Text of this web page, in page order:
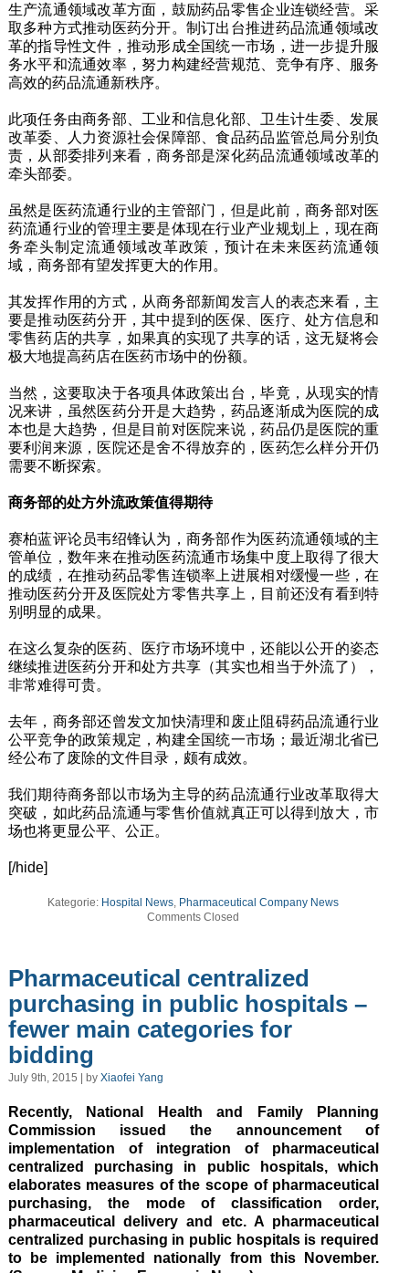
生产流通领域改革方面，鼓励药品零售企业连锁经营。采
取多种方式推动医药分开。制订出台推进药品流通领域改
革的指导性文件，推动形成全国统一市场，进一步提升服
务水平和流通效率，努力构建经营规范、竞争有序、服务
高效的药品流通新秩序。
此项任务由商务部、工业和信息化部、卫生计生委、发展
改革委、人力资源社会保障部、食品药品监管总局分别负
责，从部委排列来看，商务部是深化药品流通领域改革的
牵头部委。
虽然是医药流通行业的主管部门，但是此前，商务部对医
药流通行业的管理主要是体现在行业产业规划上，现在商
务牵头制定流通领域改革政策，预计在未来医药流通领
域，商务部有望发挥更大的作用。
其发挥作用的方式，从商务部新闻发言人的表态来看，主
要是推动医药分开，其中提到的医保、医疗、处方信息和
零售药店的共享，如果真的实现了共享的话，这无疑将会
极大地提高药店在医药市场中的份额。
当然，这要取决于各项具体政策出台，毕竟，从现实的情
况来讲，虽然医药分开是大趋势，药品逐渐成为医院的成
本也是大趋势，但是目前对医院来说，药品仍是医院的重
要利润来源，医院还是舍不得放弃的，医药怎么样分开仍
需要不断探索。
商务部的处方外流政策值得期待
赛柏蓝评论员韦绍锋认为，商务部作为医药流通领域的主
管单位，数年来在推动医药流通市场集中度上取得了很大
的成绩，在推动药品零售连锁率上进展相对缓慢一些，在
推动医药分开及医院处方零售共享上，目前还没有看到特
别明显的成果。
在这么复杂的医药、医疗市场环境中，还能以公开的姿态
继续推进医药分开和处方共享（其实也相当于外流了），
非常难得可贵。
去年，商务部还曾发文加快清理和废止阻碍药品流通行业
公平竞争的政策规定，构建全国统一市场；最近湖北省已
经公布了废除的文件目录，颇有成效。
我们期待商务部以市场为主导的药品流通行业改革取得大
突破，如此药品流通与零售价值就真正可以得到放大，市
场也将更显公平、公正。
[/hide]
Kategorie: Hospital News Pharmaceutical Company News
Comments Closed
Pharmaceutical centralized
purchasing in public hospitals –
fewer main categories for
bidding
July 9th, 2015 | by Xiaofei Yang
Recently, National Health and Family Planning
Commission issued the announcement of
implementation of integration of pharmaceutical
centralized purchasing in public hospitals, which
elaborates measures of the scope of pharmaceutical
purchasing, the mode of classification order,
pharmaceutical delivery and etc. A pharmaceutical
centralized purchasing in public hospitals is required
to be implemented nationally from this November.